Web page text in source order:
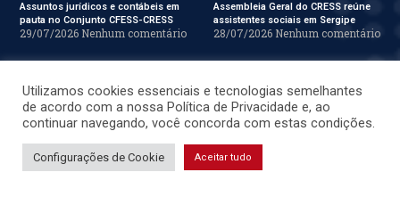
Assuntos jurídicos e contábeis em
pauta no Conjunto CFESS-CRESS
29/07/2026 Nenhum comentário
Assembleia Geral do CRESS reúne
assistentes sociais em Sergipe
28/07/2026 Nenhum comentário
Utilizamos cookies essenciais e tecnologias semelhantes
de acordo com a nossa Política de Privacidade e, ao
continuar navegando, você concorda com estas condições.
Configurações de Cookie Aceitar tudo